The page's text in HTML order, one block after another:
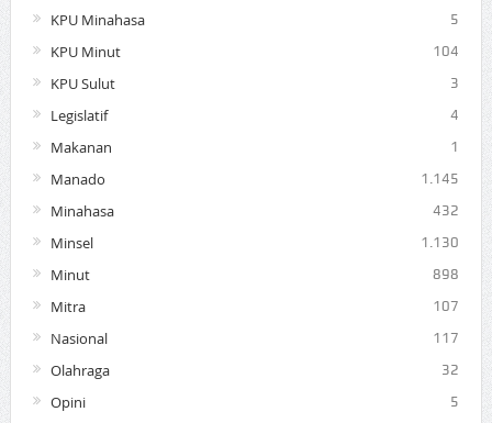
KPU Minahasa 5
KPU Minut 104
KPU Sulut 3
Legislatif 4
Makanan 1
Manado 1.145
Minahasa 432
Minsel 1.130
Minut 898
Mitra 107
Nasional 117
Olahraga 32
Opini 5